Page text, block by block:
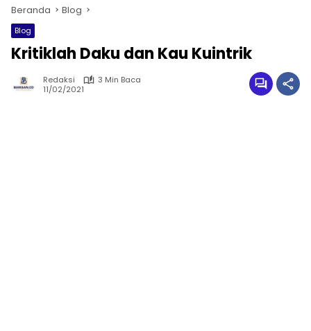
Beranda Blog
Blog
Kritiklah Daku dan Kau Kuintrik
Redaksi
3 Min Baca
11/02/2021